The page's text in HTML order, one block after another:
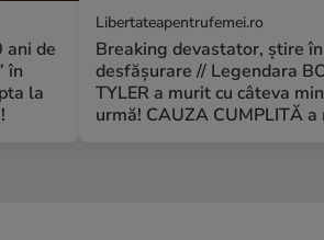
ani de
în
la
Libertateapentrufemei.ro
Breaking devastator, știre
desfășurare // Legendara
TYLER a murit cu câteva
urmă! CAUZA CUMPLITĂ